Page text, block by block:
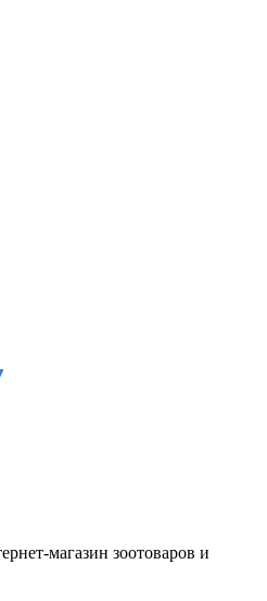
магазин зоотоваров и